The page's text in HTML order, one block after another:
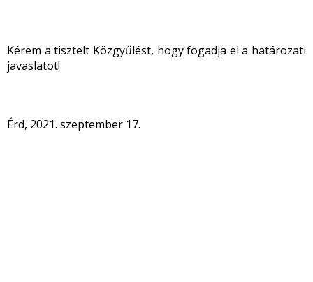
Kérem a tisztelt Közgyűlést, hogy fogadja el a határozati
javaslatot!
Érd, 2021. szeptember 17.